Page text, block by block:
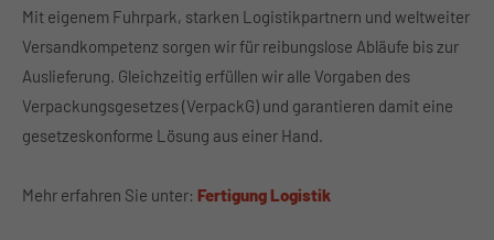
Mit eigenem Fuhrpark, starken Logistikpartnern und weltweiter
Versandkompetenz sorgen wir für reibungslose Abläufe bis zur
Auslieferung. Gleichzeitig erfüllen wir alle Vorgaben des
Verpackungsgesetzes (VerpackG) und garantieren damit eine
gesetzeskonforme Lösung aus einer Hand.
Mehr erfahren Sie unter: Fertigung Logistik